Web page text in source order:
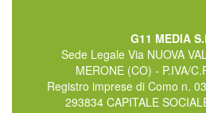
G11 MEDIA
Sede Legale Via NUOVA
MERONE (CO) - P.IVA/
Registro imprese di Como n.
293834 CAPITALE